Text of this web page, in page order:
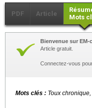
PDF Article
Mots
Bienvenue sur
Article gratuit.
Connectez-vous
Mots clés : Toux